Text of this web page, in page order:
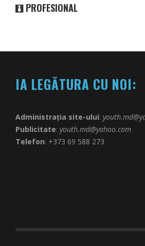
PROFESIONAL
IA LEGĂTURA CU NOI:
Administrația site-ului:
Publicitate: youth.md@yahoo.com
Telefon: +373 69 588 273